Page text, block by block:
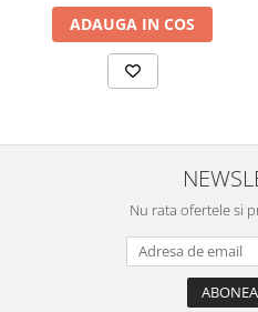
ADAUGA IN COS
Nu rata ofertele si